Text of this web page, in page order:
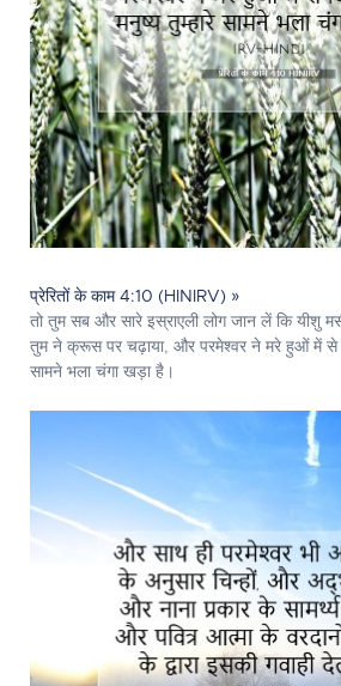
प्रेरितों के काम 4:10 (HINIRV) »
तो तुम सब और सारे इस्राएली लोग जान लें कि यीशु
तुम ने क्रूस पर चढ़ाया, और परमेश्‍वर ने मरे हुओं में से
सामने भला चंगा खड़ा है।